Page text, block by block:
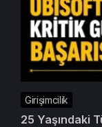
Girişimcilik
25 Yaşındaki